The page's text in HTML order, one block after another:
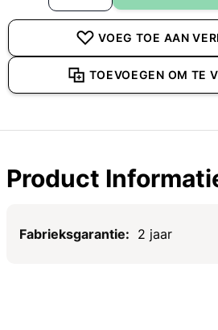
VOEG TOE AAN
TOEVOEGEN OM TE
Product
Specificaties
2 jaar